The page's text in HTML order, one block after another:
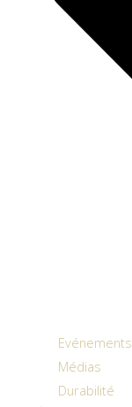
Evénements
Médias
Durabilité